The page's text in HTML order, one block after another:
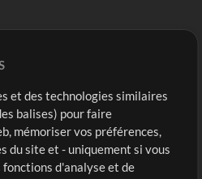
Compte
Connexion
et des technologies similaires
balises) pour faire
mémoriser vos préférences,
du site et - uniquement si vous
d'analyse et de